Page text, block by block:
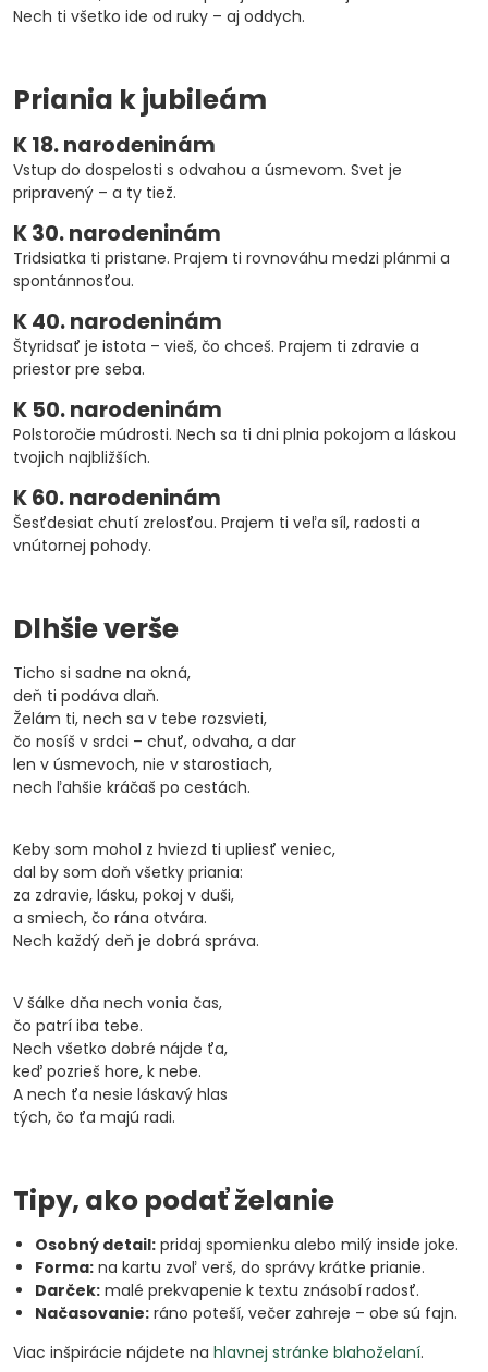
Nech ti všetko ide od ruky – aj oddych.
Priania k jubileám
K 18. narodeninám
Vstup do dospelosti s odvahou a úsmevom. Svet je
pripravený – a ty tiež.
K 30. narodeninám
Tridsiatka ti pristane. Prajem ti rovnováhu medzi plánmi a
spontánnosťou.
K 40. narodeninám
Štyridsať je istota – vieš, čo chceš. Prajem ti zdravie a
priestor pre seba.
K 50. narodeninám
Polstoročie múdrosti. Nech sa ti dni plnia pokojom a láskou
tvojich najbližších.
K 60. narodeninám
Šesťdesiat chutí zrelosťou. Prajem ti veľa síl, radosti a
vnútornej pohody.
Dlhšie verše
Ticho si sadne na okná,
deň ti podáva dlaň.
Želám ti, nech sa v tebe rozsvieti,
čo nosíš v srdci – chuť, odvaha, a dar
len v úsmevoch, nie v starostiach,
nech ľahšie kráčaš po cestách.
Keby som mohol z hviezd ti upliesť veniec,
dal by som doň všetky priania:
za zdravie, lásku, pokoj v duši,
a smiech, čo rána otvára.
Nech každý deň je dobrá správa.
V šálke dňa nech vonia čas,
čo patrí iba tebe.
Nech všetko dobré nájde ťa,
keď pozrieš hore, k nebe.
A nech ťa nesie láskavý hlas
tých, čo ťa majú radi.
Tipy, ako podať želanie
Osobný detail: pridaj spomienku alebo milý inside joke.
Forma: na kartu zvoľ verš, do správy krátke prianie.
Darček: malé prekvapenie k textu znásobí radosť.
Načasovanie: ráno poteší, večer zahreje – obe sú fajn.
Viac inšpirácie nájdete na hlavnej stránke blahoželaní.